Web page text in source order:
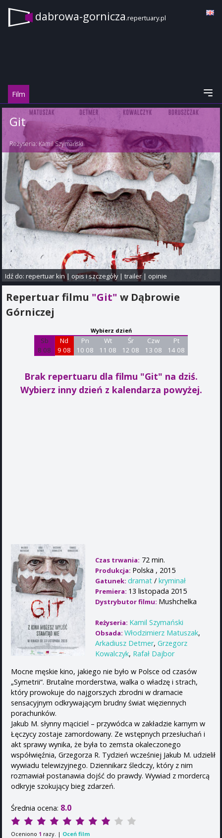
dabrowa-gornicza.repertuary.pl
Film
Git
Reżyseria: Kamil Szymański
Idź do:repertuar kin| opis i szczegóły|trailer|opinie
Repertuar filmu "Git" w Dąbrowie
Górniczej
Wybierz dzień
Sb
8 08
Nd
9 08
Pn
10 08
Wt
11 08
Śr
12 08
Czw
13 08
Pt
14 08
Brak repertuaru dla filmu "Git" na dziś.
Wybierz inny dzień z kalendarza powyżej.
Czas trwania: 72 min.
Produkcja: Polska , 2015
Gatunek: dramat / kryminał
Premiera: 13 listopada 2015
Dystrybutor filmu: Mushchelka
Reżyseria: Kamil Szymański
Obsada: Włodzimierz Matuszak,
Arkadiusz Detmer, Grzegorz
Kowalczyk, Rafał Dajbor
Mocne męskie kino, jakiego nie było w Polsce od czasów
„Symetrii“. Brutalne morderstwa, walka o władzę i strach,
który prowokuje do najgorszych zbrodni w dramacie
sensacyjnym odkrywającym brudny świat więziennych
porachunków.
Jakub M. słynny mąciciel – przywódca w zakładzie karnym w
Łęczycy zostaje zamordowany. Ze wstępnych przesłuchań i
akt sprawy wynika, że była to zemsta okaleczonego
współwięźnia, Grzegorza R. Tydzień wcześniej Jakub M. udzielił
wywiadu telewizyjnego. Dziennikarz śledczy, który z nim
rozmawiał postanawia dojść do prawdy. Wywiad z mordercą
odkryje szokujący bieg zdarzeń.
Średnia ocena: 8.0
Oceniono 1 razy. | Oceń film